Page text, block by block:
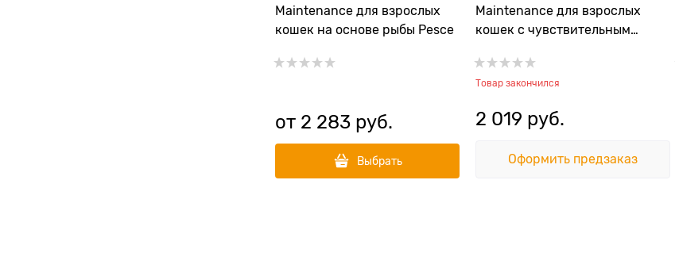
Maintenance для взрослых
кошек на основе рыбы Pesce
от 2 283 руб.
Выбрать
Maintenance для взрослых
кошек с чувствительным
Sensitive Maiale
Товар закончился
2 019 руб.
Оформить предзаказ